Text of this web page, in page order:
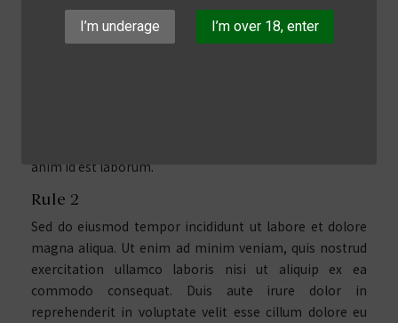
I’m underage I’m over 18, enter
elit, sed do eiusmod tempor incididunt ut labore et
dolore magna aliqua. Ut enim ad minim veniam, quis
anim id est laborum.
Rule 2
Sed do eiusmod tempor incididunt ut labore et dolore
magna aliqua. Ut enim ad minim veniam, quis nostrud
exercitation ullamco laboris nisi ut aliquip ex ea
commodo consequat. Duis aute irure dolor in
reprehenderit in voluptate velit esse cillum dolore eu